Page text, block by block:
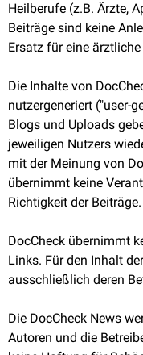
Heilberufe (z.B. Ärzte,
Beiträge sind keine
Ersatz für eine
Die Inhalte von
nutzergeneriert ("user-
Blogs und Uploads
jeweiligen Nutzers
mit der Meinung von
übernimmt keine
Richtigkeit der Beiträge.
DocCheck übernimmt
Links. Für den Inhalt
ausschließlich deren
Die DocCheck News
Autoren und die